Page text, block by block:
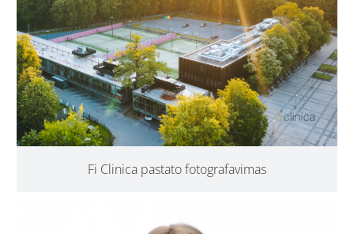
Fi Clinica pastato fotografavimas